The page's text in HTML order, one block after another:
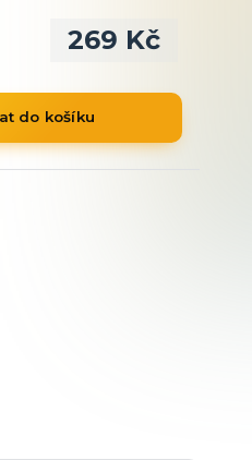
269 Kč
do košíku